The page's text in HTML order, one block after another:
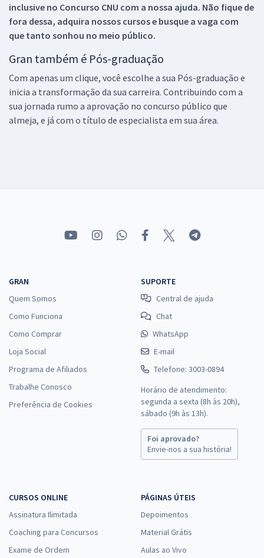
inclusive no Concurso CNU com a nossa ajuda. Não fique de
fora dessa, adquira nossos cursos e busque a vaga com
que tanto sonhou no meio público.
Gran também é Pós-graduação
Com apenas um clique, você escolhe a sua Pós-graduação e
inicia a transformação da sua carreira. Contribuindo com a
sua jornada rumo a aprovação no concurso público que
almeja, e já com o título de especialista em sua área.
GRAN
Quem Somos
Como Funciona
Como Comprar
Loja Social
Programa de Afiliados
Trabalhe Conosco
Preferência de Cookies
SUPORTE
Central de ajuda
Chat
WhatsApp
E-mail
Telefone: 3003-0894
Horário de atendimento:
segunda a sexta (8h às 20h),
sábado (9h às 13h).
Foi aprovado?
Envie-nos a sua história!
CURSOS ONLINE
Assinatura Ilimitada
Coaching para Concursos
Exame de Ordem
PÁGINAS ÚTEIS
Depoimentos
Material Grátis
Aulas ao Vivo